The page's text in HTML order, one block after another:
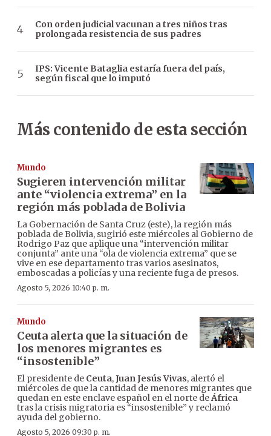
Con orden judicial vacunan a tres niños tras
prolongada resistencia de sus padres
IPS: Vicente Bataglia estaría fuera del país,
según fiscal que lo imputó
Más contenido de esta sección
Mundo
Sugieren intervención militar
ante “violencia extrema” en la
región más poblada de Bolivia
La Gobernación de Santa Cruz (este), la región más
poblada de Bolivia, sugirió este miércoles al Gobierno de
Rodrigo Paz que aplique una “intervención militar
conjunta” ante una “ola de violencia extrema” que se
vive en ese departamento tras varios asesinatos,
emboscadas a policías y una reciente fuga de presos.
Agosto 5, 2026 10:40 p. m.
Mundo
Ceuta alerta que la situación de
los menores migrantes es
“insostenible”
El presidente de Ceuta,Juan Jesús Vivas, alertó el
miércoles de que la cantidad de menores migrantes que
quedan en este enclave español en el norte deÁfrica
tras la crisis migratoria es “insostenible” y reclamó
ayuda del gobierno.
Agosto 5, 2026 09:30 p. m.